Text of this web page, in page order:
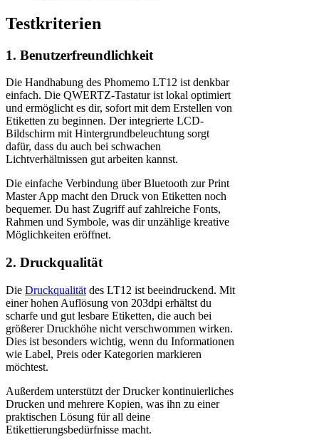
Testkriterien
1. Benutzerfreundlichkeit
Die Handhabung des Phomemo LT12 ist denkbar
einfach. Die QWERTZ-Tastatur ist lokal optimiert
und ermöglicht es dir, sofort mit dem Erstellen von
Etiketten zu beginnen. Der integrierte LCD-
Bildschirm mit Hintergrundbeleuchtung sorgt
dafür, dass du auch bei schwachen
Lichtverhältnissen gut arbeiten kannst.
Die einfache Verbindung über Bluetooth zur Print
Master App macht den Druck von Etiketten noch
bequemer. Du hast Zugriff auf zahlreiche Fonts,
Rahmen und Symbole, was dir unzählige kreative
Möglichkeiten eröffnet.
2. Druckqualität
Die Druckqualität des LT12 ist beeindruckend. Mit
einer hohen Auflösung von 203dpi erhältst du
scharfe und gut lesbare Etiketten, die auch bei
größerer Druckhöhe nicht verschwommen wirken.
Dies ist besonders wichtig, wenn du Informationen
wie Label, Preis oder Kategorien markieren
möchtest.
Außerdem unterstützt der Drucker kontinuierliches
Drucken und mehrere Kopien, was ihn zu einer
praktischen Lösung für all deine
Etikettierungsbedürfnisse macht.